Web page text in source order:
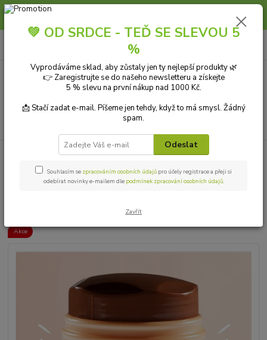
Slunce, koupání a horko dávají vlasům zabrat. Dopřejte jim šetrnou péči s
CZK
PŘÍRODNÍ KOSMETIKA Vlasová kosmetika Masky
tianDe Hadí maska na vlasy 500
Akce
💚 OD SRDCE - TEĎ SE SLEVOU 5
%
Vyprodáváme sklad, aby zůstaly jen ty nejlepší produkty 🌿
👉 Zaregistrujte se do našeho newsletteru a získejte
5 % slevu na první nákup nad 1000 Kč.
📩 Stačí zadat e-mail. Píšeme jen tehdy, když to má smysl. Žádný
spam.
Odeslat
Souhlasím se zpracováním osobních údajů pro účely registrace a přeji si
odebírat novinky e-mailem dle podmínek zpracování osobních údajů.
Zavřít